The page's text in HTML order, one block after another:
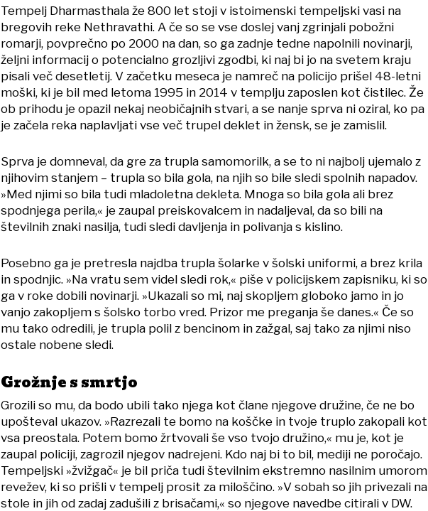
Tempelj Dharmasthala že 800 let stoji v istoimenski tempeljski vasi na
bregovih reke Nethravathi. A če so se vse doslej vanj zgrinjali pobožni
romarji, povprečno po 2000 na dan, so ga zadnje tedne napolnili novinarji,
željni informacij o potencialno grozljivi zgodbi, ki naj bi jo na svetem kraju
pisali več desetletij. V začetku meseca je namreč na policijo prišel 48-letni
moški, ki je bil med letoma 1995 in 2014 v templju zaposlen kot čistilec. Že
ob prihodu je opazil nekaj neobičajnih stvari, a se nanje sprva ni oziral, ko pa
je začela reka naplavljati vse več trupel deklet in žensk, se je zamislil.
Sprva je domneval, da gre za trupla samomorilk, a se to ni najbolj ujemalo z
njihovim stanjem – trupla so bila gola, na njih so bile sledi spolnih napadov.
»Med njimi so bila tudi mladoletna dekleta. Mnoga so bila gola ali brez
spodnjega perila,« je zaupal preiskovalcem in nadaljeval, da so bili na
številnih znaki nasilja, tudi sledi davljenja in polivanja s kislino.
Posebno ga je pretresla najdba trupla šolarke v šolski uniformi, a brez krila
in spodnjic. »Na vratu sem videl sledi rok,« piše v policijskem zapisniku, ki so
ga v roke dobili novinarji. »Ukazali so mi, naj skopljem globoko jamo in jo
vanjo zakopljem s šolsko torbo vred. Prizor me preganja še danes.« Če so
mu tako odredili, je trupla polil z bencinom in zažgal, saj tako za njimi niso
ostale nobene sledi.
Grožnje s smrtjo
Grozili so mu, da bodo ubili tako njega kot člane njegove družine, če ne bo
upošteval ukazov. »Razrezali te bomo na koščke in tvoje truplo zakopali kot
vsa preostala. Potem bomo žrtvovali še vso tvojo družino,« mu je, kot je
zaupal policiji, zagrozil njegov nadrejeni. Kdo naj bi to bil, mediji ne poročajo.
Tempeljski »žvižgač« je bil priča tudi številnim ekstremno nasilnim umorom
revežev, ki so prišli v tempelj prosit za miloščino. »V sobah so jih privezali na
stole in jih od zadaj zadušili z brisačami,« so njegove navedbe citirali v DW.